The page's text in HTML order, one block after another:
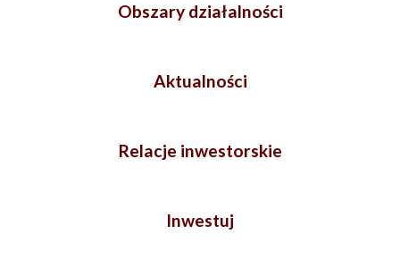
Obszary działalności
Aktualności
Relacje inwestorskie
Inwestuj